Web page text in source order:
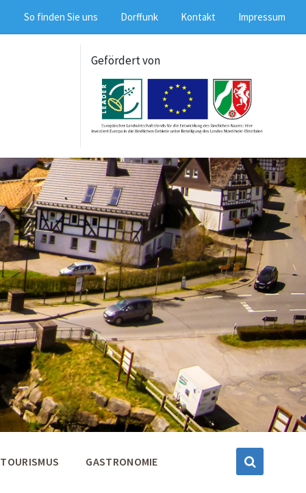
So finden Sie uns Dorffunk Kontakt Impressum
Gefördert von
TOURISMUS GASTRONOMIE